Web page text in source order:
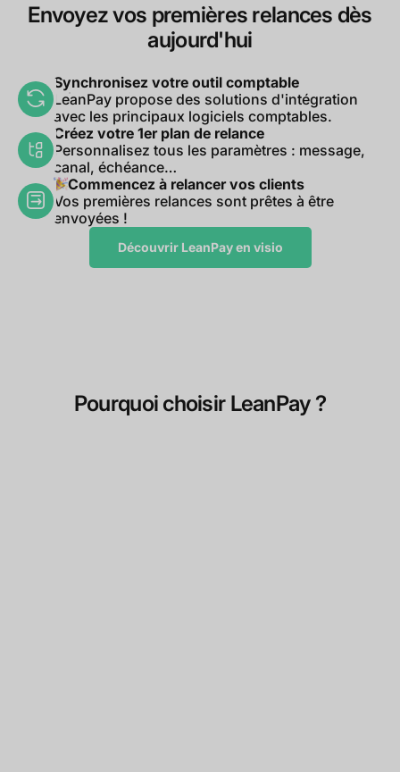
Envoyez vos premières relances dès
aujourd'hui
Synchronisez votre outil comptable
LeanPay propose des solutions d'intégration
avec les principaux logiciels comptables.
Créez votre 1er plan de relance
Personnalisez tous les paramètres : message,
canal, échéance…
Commencez à relancer vos clients
Vos premières relances sont prêtes à être
envoyées !
Découvrir LeanPay en visio
Pourquoi choisir LeanPay ?